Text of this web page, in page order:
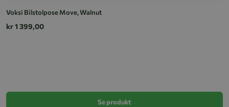
Voksi Bilstolpose Move, Walnut
kr 1 399,00
Se produkt